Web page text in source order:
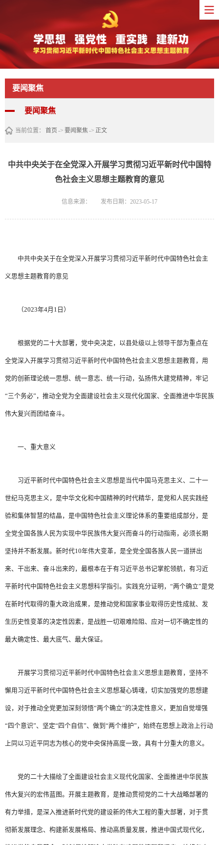
要闻聚焦
要闻聚焦
当前位置： 首页 -> 要闻聚焦 -> 正文
中共中央关于在全党深入开展学习贯彻习近平新时代中国特
色社会主义思想主题教育的意见
信息来源： 发布日期：2023-05-17
中共中央关于在全党深入开展学习贯彻习近平新时代中国特色社会主
义思想主题教育的意见
（2023年4月1日）
根据党的二十大部署，党中央决定，以县处级以上领导干部为重点在
全党深入开展学习贯彻习近平新时代中国特色社会主义思想主题教育，用
党的创新理论统一思想、统一意志、统一行动，弘扬伟大建党精神，牢记
“三个务必”，推动全党为全面建设社会主义现代化国家、全面推进中华民族
伟大复兴而团结奋斗。
一、重大意义
习近平新时代中国特色社会主义思想是当代中国马克思主义、二十一
世纪马克思主义，是中华文化和中国精神的时代精华，是党和人民实践经
验和集体智慧的结晶，是中国特色社会主义理论体系的重要组成部分，是
全党全国各族人民为实现中华民族伟大复兴而奋斗的行动指南，必须长期
坚持并不断发展。新时代10年伟大变革，是全党全国各族人民一道拼出
来、干出来、奋斗出来的，最根本在于有习近平总书记掌舵领航，有习近
平新时代中国特色社会主义思想科学指引。实践充分证明，“两个确立”是党
在新时代取得的重大政治成果，是推动党和国家事业取得历史性成就、发
生历史性变革的决定性因素，是战胜一切艰难险阻、应对一切不确定性的
最大确定性、最大底气、最大保证。
开展学习贯彻习近平新时代中国特色社会主义思想主题教育，坚持不
懈用习近平新时代中国特色社会主义思想凝心铸魂，切实加强党的思想建
设，对于推动全党更加深刻领悟“两个确立”的决定性意义，更加自觉增强
“四个意识”、坚定“四个自信”、做到“两个维护”，始终在思想上政治上行动
上同以习近平同志为核心的党中央保持高度一致，具有十分重大的意义。
党的二十大描绘了全面建设社会主义现代化国家、全面推进中华民族
伟大复兴的宏伟蓝图。开展主题教育，是推动贯彻党的二十大战略部署的
有力举措，是深入推进新时代党的建设新的伟大工程的重大部署，对于贯
彻新发展理念、构建新发展格局、推动高质量发展，推进中国式现代化，